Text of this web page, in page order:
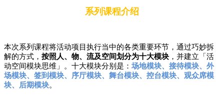
系列课程介绍
本次系列课程将活动项目执行当中的各类重要环节，通过巧妙拆
解的方式， 按照人、物、流及空间划分为十大模块 ，并建立「活
动空间模块思维」。十大模块分别是： 场地模块、接待模块、外
场模块、签到模块、序厅模块、舞台模块、控台模块、观众席模
块、后期模块。